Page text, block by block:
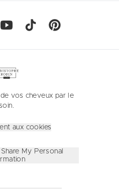
vos cheveux par le
aux cookies
My Personal